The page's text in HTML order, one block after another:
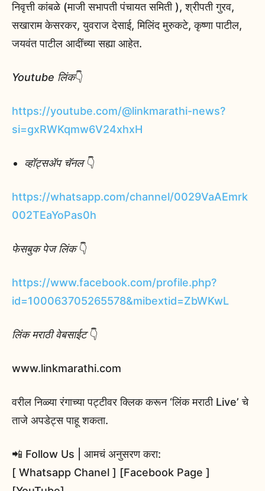
निवृत्ती कांबळे (माजी सभापती पंचायत समिती ), श्रीपती गुरव,
सखाराम केसरकर, युवराज देसाई, मिलिंद मुरुकटे, कृष्णा पाटील,
जयवंत पाटील आदींच्या सह्या आहेत.
Youtube लिंक👇
https://youtube.com/@linkmarathi-news?
si=gxRWKqmw6V24xhxH
व्हॉट्सॲप चॅनल👇
https://whatsapp.com/channel/0029VaAEmrk
002TEaYoPas0h
फेसबुक पेज लिंक👇
https://www.facebook.com/profile.php?
id=100063705265578&mibextid=ZbWKwL
लिंक मराठी वेबसाईट👇
www.linkmarathi.com
वरील निळ्या रंगाच्या पट्टीवर क्लिक करून ‘लिंक मराठी Live’ चे
ताजे अपडेट्स पाहू शकता.
📲 Follow Us | आमचं अनुसरण करा:
[ Whatsapp Chanel ] [Facebook Page ]